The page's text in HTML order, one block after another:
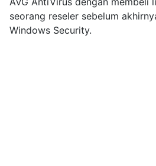
seorang reseler sebelum
Windows Security.